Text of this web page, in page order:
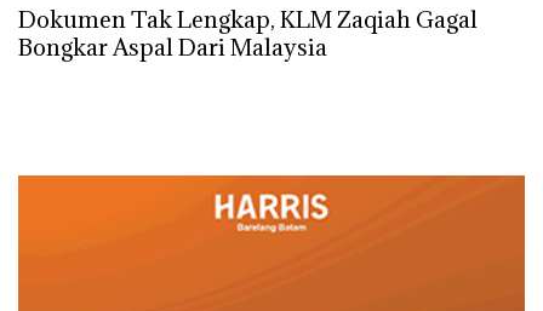
Dokumen Tak Lengkap, KLM Zaqiah Gagal
Bongkar Aspal Dari Malaysia